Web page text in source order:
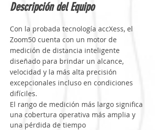
Descripción del Equipo
Con la probada tecnología accXess, el
Zoom50 cuenta con un motor de
medición de distancia inteligente
diseñado para brindar un alcance,
velocidad y la más alta precisión
excepcionales incluso en condiciones
difíciles.
El rango de medición más largo significa
una cobertura operativa más amplia y
una pérdida de tiempo